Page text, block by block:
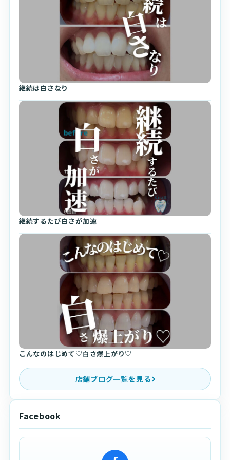
継続は白さなり
継続するたび白さが加速
こんなのはじめて♡白さ爆上がり♡
店舗ブログ一覧を見る
Facebook